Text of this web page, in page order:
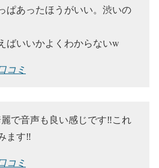
ぱあったほうがいい。渋いの
ばいいかよくわからないw
コミ
で音声も良い感じです‼️これ
ます‼️
コミ